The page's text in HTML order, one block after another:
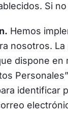
Si
Hemos
nosotros.
dispone en
identificar